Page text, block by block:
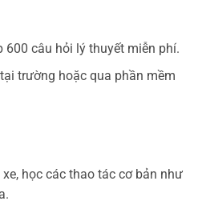
600 câu hỏi lý thuyết miễn phí.
trường hoặc qua phần mềm
học các thao tác cơ bản như